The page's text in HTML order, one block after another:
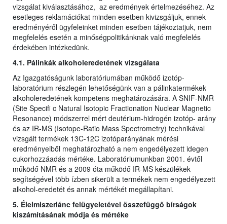
vizsgálat kiválasztásához, az eredmények értelmezéséhez. Az
esetleges reklamációkat minden esetben kivizsgáljuk, ennek
eredményéről ügyfeleinket minden esetben tájékoztatjuk, nem
megfelelés esetén a minőségpolitikánknak való megfelelés
érdekében intézkedünk.
4.1. Pálinkák alkoholeredetének vizsgálata
Az Igazgatóságunk laboratóriumában működő izotóp-
laboratórium részlegén lehetőségünk van a pálinkatermékek
alkoholeredetének kompetens meghatározására. A SNIF-NMR
(Site Specifi c Natural Isotopic Fractionation Nuclear Magnetic
Resonance) módszerrel mért deutérium-hidrogén izotóp- arány
és az IR-MS (Isotope-Ratio Mass Spectrometry) technikával
vizsgált termékek 13C-12C izotóparányának mérési
eredményeiből meghatározható a nem engedélyezett idegen
cukorhozzáadás mértéke. Laboratóriumunkban 2001. évtől
működő NMR és a 2009 óta működő IR-MS készülékek
segítségével több ízben sikerült a termékek nem engedélyezett
alkohol-eredetét és annak mértékét megállapítani.
5. Élelmiszerlánc felügyeletével összefüggő bírságok
kiszámításának módja és mértéke